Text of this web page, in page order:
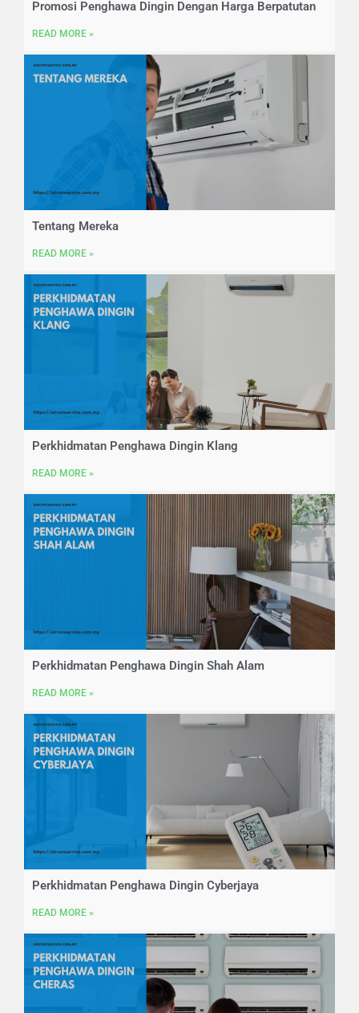
Promosi Penghawa Dingin Dengan Harga Berpatutan
READ MORE »
Tentang Mereka
READ MORE »
Perkhidmatan Penghawa Dingin Klang
READ MORE »
Perkhidmatan Penghawa Dingin Shah Alam
READ MORE »
Perkhidmatan Penghawa Dingin Cyberjaya
READ MORE »